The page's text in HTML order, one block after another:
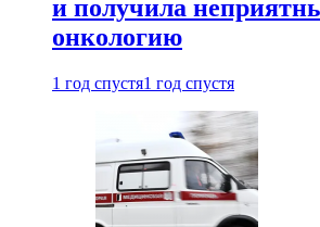
и получила
онкологию
1 год спустя1 год спустя